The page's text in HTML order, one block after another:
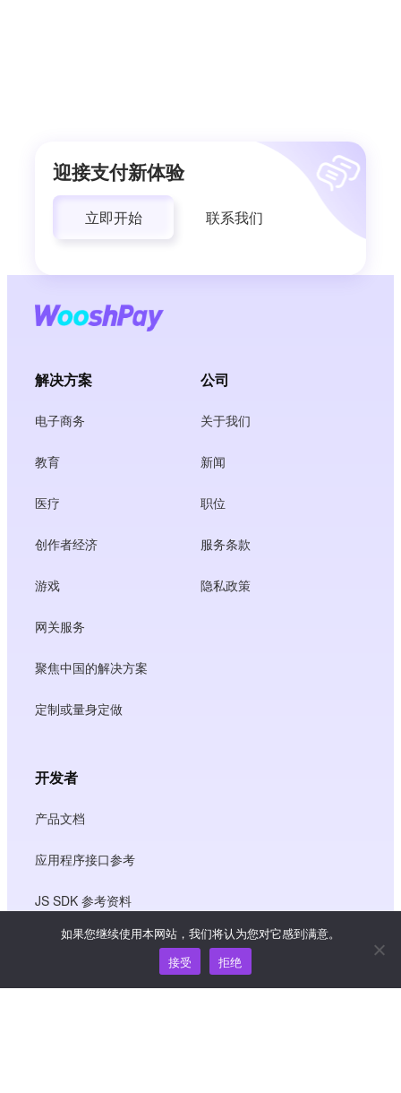
迎接支付新体验
立即开始 联系我们
解决方案
电子商务
教育
医疗
创作者经济
游戏
网关服务
聚焦中国的解决方案
定制或量身定做
公司
关于我们
新闻
职位
服务条款
隐私政策
开发者
产品文档
应用程序接口参考
JS SDK 参考资料
如果您继续使用本网站，我们将认为您对它感到满意。
接受
拒绝